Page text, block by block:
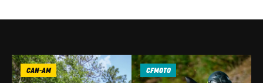
CAN-AM CFMOTO